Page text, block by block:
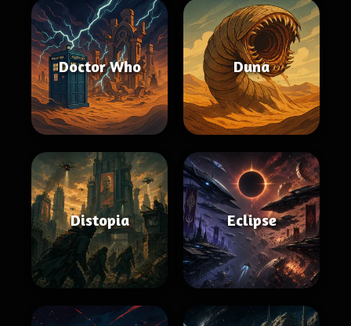
Doctor Who Duna
Distopia Eclipse